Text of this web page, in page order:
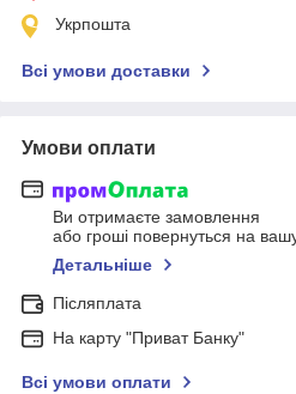
Укрпошта
Всі умови доставки
Умови оплати
Ви отримаєте замовлення
або гроші повернуться на
Детальніше
Післяплата
На карту "Приват Банку"
Всі умови оплати